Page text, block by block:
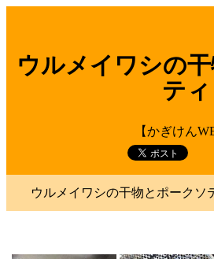
ウルメイワシの
ティ
【かぎけん
ウルメイワシの干物とポークソ